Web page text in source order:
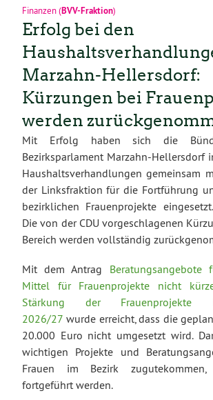
Finanzen(BVV-Fraktion)
Erfolg bei den
Marzahn-Hellersdorf:
Kürzungen bei
werden
Mit Erfolg haben sich die
Bezirksparlament Marzahn-Hellersdorf
Haushaltsverhandlungen gemeinsam
der Linksfraktion für die Fortführung
bezirklichen Frauenprojekte
Die von der CDU vorgeschlagenen
Bereich werden vollständig
Mit dem Antrag Beratungsangebote
Mittel für Frauenprojekte nicht
Stärkung der Frauenprojekte
2026/27 wurde erreicht, dass die
20.000 Euro nicht umgesetzt wird.
wichtigen Projekte und
Frauen im Bezirk
fortgeführt werden.